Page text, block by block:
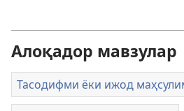
Алоқадор мавзулар
Тасодифми ёки ижод